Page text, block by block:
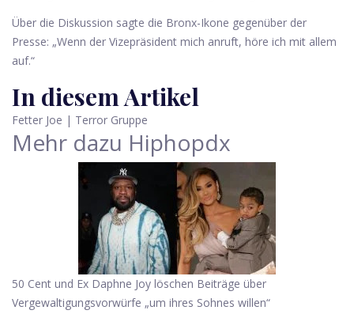
Über die Diskussion sagte die Bronx-Ikone gegenüber der
Presse: „Wenn der Vizepräsident mich anruft, höre ich mit allem
auf.“
In diesem Artikel
Fetter Joe | Terror Gruppe
Mehr dazu Hiphopdx
50 Cent und Ex Daphne Joy löschen Beiträge über
Vergewaltigungsvorwürfe „um ihres Sohnes willen“